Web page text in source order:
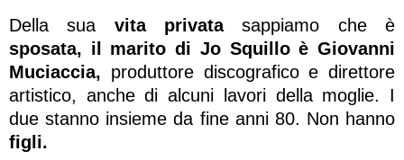
Della sua vita privatasappiamo che è
sposata, il marito di Jo Squillo è Giovanni
Muciaccia, produttore discografico e direttore
artistico, anche di alcuni lavori della moglie. I
due stanno insieme da fine anni 80. Non hanno
figli.